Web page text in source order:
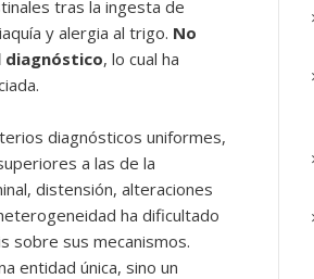
tras la ingesta de
y alergia al trigo. No
diagnóstico, lo cual ha
diagnósticos uniformes,
a las de la
distensión, alteraciones
ha dificultado
sobre sus mecanismos.
entidad única, sino un